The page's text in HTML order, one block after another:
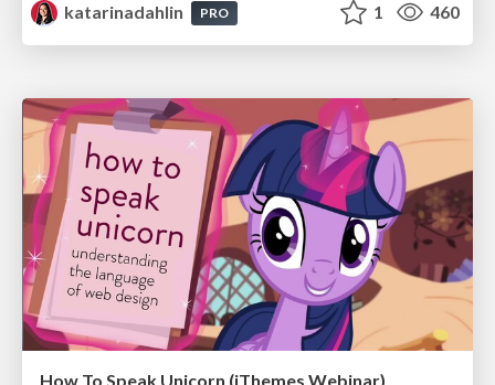
katarinadahlin
PRO 1 460
How To Speak Unicorn (iThemes Webinar)